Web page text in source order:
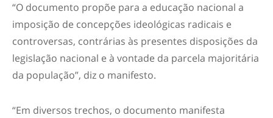
“O documento propõe para a educação nacional a
imposição de concepções ideológicas radicais e
controversas, contrárias às presentes disposições da
legislação nacional e à vontade da parcela majoritária
da população”, diz o manifesto.
“Em diversos trechos, o documento manifesta